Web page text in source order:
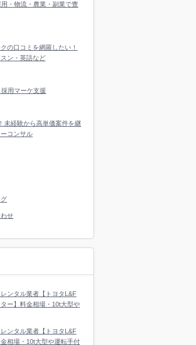
・物流・農業・副業で豊
の口コミを網羅したい！
ン・英語など
用マーケ支援
未経験から高単価案件を継
コンサル
せ
ンタル業者【トヨタL&F
ー】料金相場・10t大型や
ンタル業者【トヨタL&F
相場・10t大型や運転手付